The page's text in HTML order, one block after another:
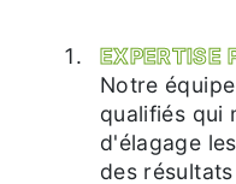
EXPERTISE
Notre
qualifiés qui
d'élagage
des